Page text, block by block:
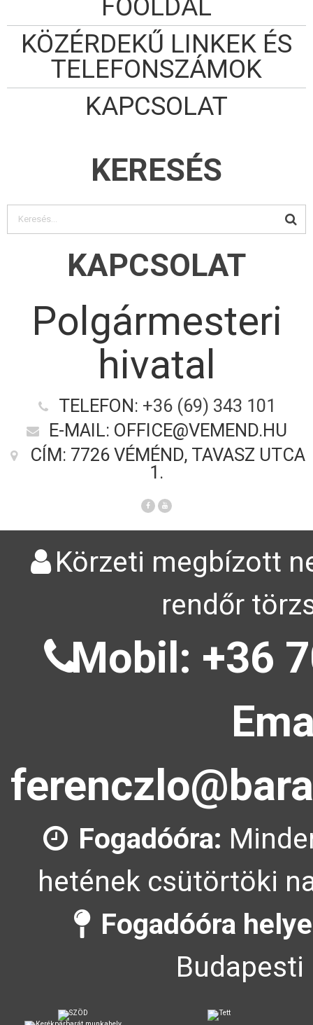
FŐOLDAL
KÖZÉRDEKŰ LINKEK ÉS
TELEFONSZÁMOK
KAPCSOLAT
KERESÉS
KAPCSOLAT
Polgármesteri
hivatal
TELEFON: +36 (69) 343 101
E-MAIL: OFFICE@VEMEND.HU
CÍM: 7726 VÉMÉND, TAVASZ UTCA
1.
Körzeti megbízott
rendőr
Mobil: +36
Fogadóóra:
hetének csütörtöki
Fogadóóra